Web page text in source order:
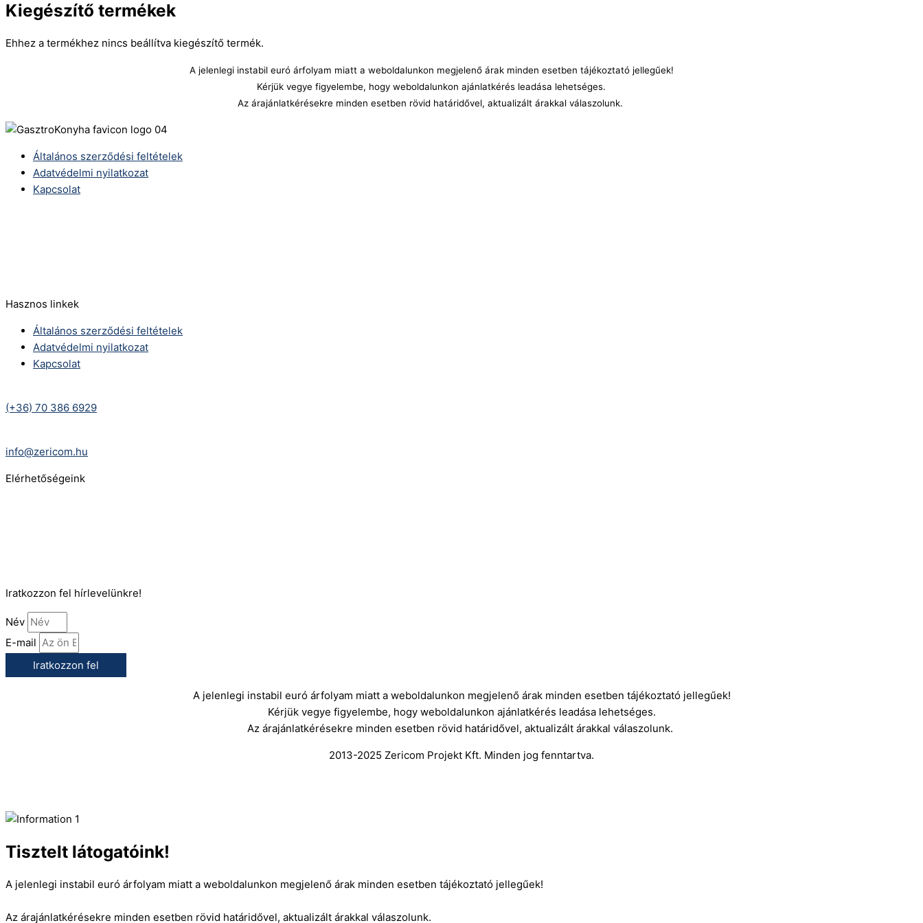
Kiegészítő termékek
Ehhez a termékhez nincs beállítva kiegészítő termék.
A jelenlegi instabil euró árfolyam miatt a weboldalunkon megjelenő árak minden esetben tájékoztató jellegűek!
Kérjük vegye figyelembe, hogy weboldalunkon ajánlatkérés leadása lehetséges.
Az árajánlatkérésekre minden esetben rövid határidővel, aktualizált árakkal válaszolunk.
Általános szerződési feltételek
Adatvédelmi nyilatkozat
Kapcsolat
Hasznos linkek
Általános szerződési feltételek
Adatvédelmi nyilatkozat
Kapcsolat
(+36) 70 386 6929
info@zericom.hu
Elérhetőségeink
Iratkozzon fel hírlevelünkre!
Név
E-mail
Iratkozzon fel
A jelenlegi instabil euró árfolyam miatt a weboldalunkon megjelenő árak minden esetben tájékoztató jellegűek!
Kérjük vegye figyelembe, hogy weboldalunkon ajánlatkérés leadása lehetséges.
Az árajánlatkérésekre minden esetben rövid határidővel, aktualizált árakkal válaszolunk.
2013-2025 Zericom Projekt Kft. Minden jog fenntartva.
Tisztelt látogatóink!
A jelenlegi instabil euró árfolyam miatt a weboldalunkon megjelenő árak minden esetben tájékoztató jellegűek!
Az árajánlatkérésekre minden esetben rövid határidővel, aktualizált árakkal válaszolunk.